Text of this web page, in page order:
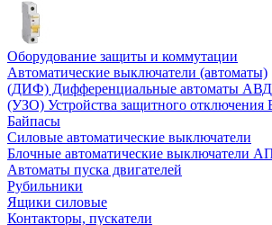
Оборудование защиты и коммутации
Автоматические выключатели (автоматы)
(ДИФ) Дифференциальные автоматы
(УЗО) Устройства защитного отключения
Байпасы
Силовые автоматические выключатели
Блочные автоматические выключатели
Автоматы пуска двигателей
Рубильники
Ящики силовые
Контакторы, пускатели